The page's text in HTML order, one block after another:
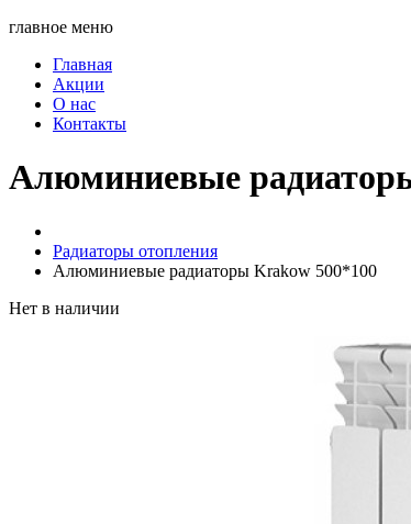
главное меню
Главная
Акции
О нас
Контакты
Алюминиевые
Радиаторы отопления
Алюминиевые радиаторы Krakow 500*100
Нет в наличии